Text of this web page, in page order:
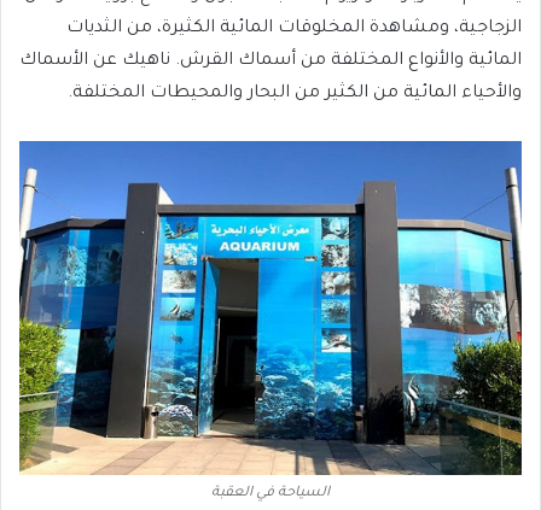
الزجاجية، ومشاهدة المخلوقات المائية الكثيرة، من الثديات
المائية والأنواع المختلفة من أسماك القرش. ناهيك عن الأسماك
والأحياء المائية من الكثير من البحار والمحيطات المختلفة.
السياحة في العقبة